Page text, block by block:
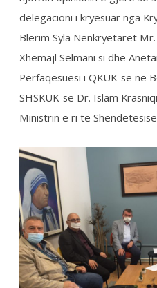
Mbi 200 mjekë vullnetarë nga
për të shkuar në Luginën e
Kryetari i Federatës së
së Kosovës, Blerim Syla për
se ende nuk kanë marrë asnjë
që i kanë drejtuar Qeverisë së
mjekët kosovarë të shkojnë në
për ta monitoruar gjendjen atje.